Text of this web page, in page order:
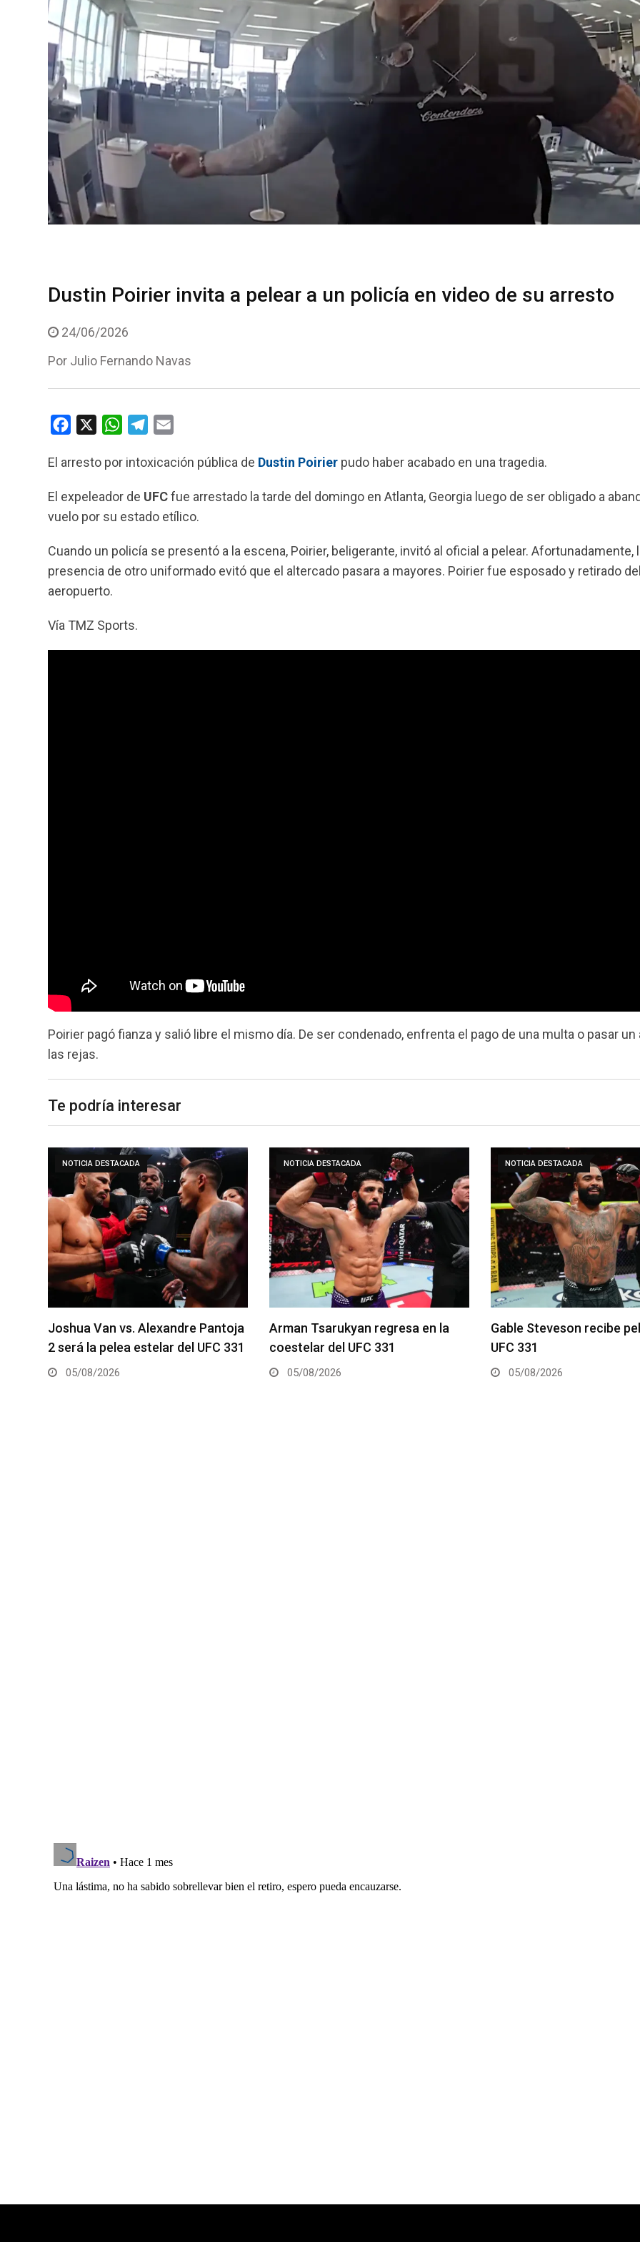
Dustin Poirier invita a pelear a un policía en video de su arresto
24/06/2026
Por Julio Fernando Navas
c
b
o
W
a
s
A
p
l
g
r
a
El arresto por intoxicación pública de Dustin Poirier pudo haber acabado en una tragedia.
El expeleador de UFCfue arrestado la tarde del domingo en Atlanta, Georgia luego de ser obligado a
vuelo por su estado etílico.
Cuando un policía se presentó a la escena, Poirier, beligerante, invitó al oficial a pelear. Afortunadamente,
presencia de otro uniformado evitó que el altercado pasara a mayores. Poirier fue esposado y retirado del
aeropuerto.
Vía TMZ Sports.
Poirier pagó fianza y salió libre el mismo día. De ser condenado, enfrenta el pago de una multa o pasar un
las rejas.
Te podría interesar
NOTICIA DESTACADA
Joshua Van vs. Alexandre Pantoja
2 será la pelea estelar del UFC 331
05/08/2026
NOTICIA DESTACADA
Arman Tsarukyan regresa en la
coestelar del UFC 331
05/08/2026
NOTICIA DESTACADA
Gable Steveson recibe
UFC 331
05/08/2026